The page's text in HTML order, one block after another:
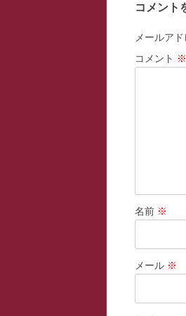
ビ
ゲ
ー
シ
コメント
メールア
コメント ※
名前 ※
メール ※